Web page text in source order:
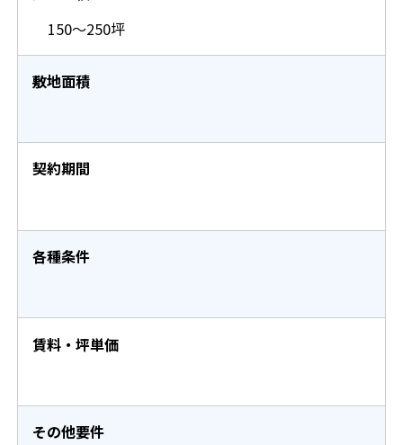
150～250坪
敷地面積
契約期間
各種条件
賃料・坪単価
その他要件